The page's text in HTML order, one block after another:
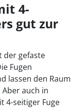
4-
gut zur
der gefaste
Fugen
lassen den Raum
auch in
4-seitiger Fuge